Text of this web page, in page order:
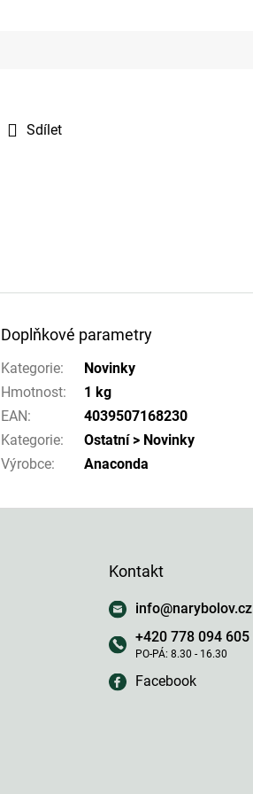
Sdílet
Doplňkové parametry
Kategorie:
Novinky
Hmotnost:
1 kg
EAN:
4039507168230
Kategorie:
Ostatní > Novinky
Výrobce: Anaconda
Kontakt
info@narybolov.cz
+420 778 094 605
Facebook